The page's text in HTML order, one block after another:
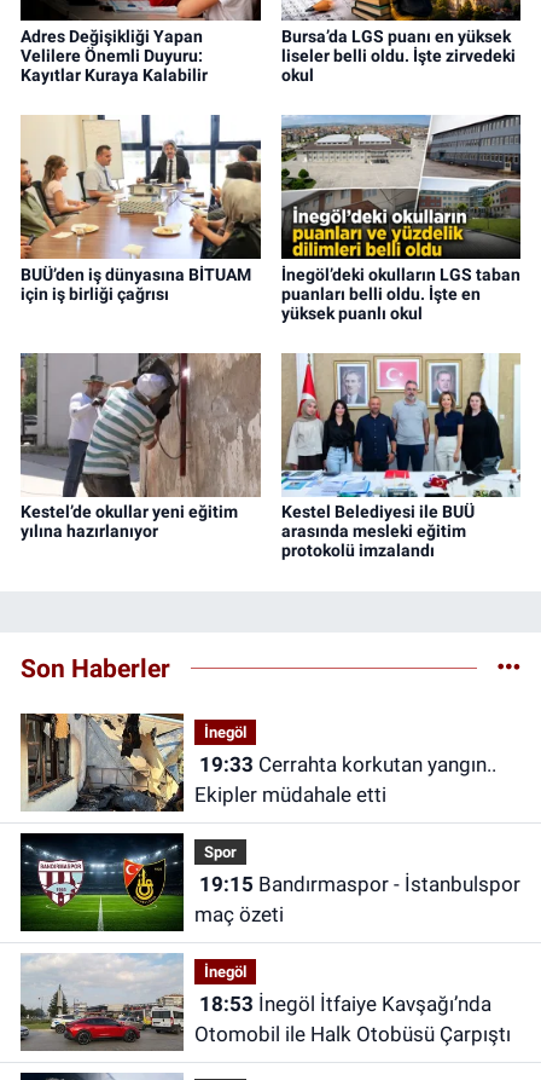
Adres Değişikliği Yapan
Velilere Önemli Duyuru:
Kayıtlar Kuraya Kalabilir
Bursa’da LGS puanı en yüksek
liseler belli oldu. İşte zirvedeki
okul
BUÜ’den iş dünyasına BİTUAM
için iş birliği çağrısı
İnegöl’deki okulların LGS taban
puanları belli oldu. İşte en
yüksek puanlı okul
Kestel’de okullar yeni eğitim
yılına hazırlanıyor
Kestel Belediyesi ile BUÜ
arasında mesleki eğitim
protokolü imzalandı
Son Haberler
İnegöl
19:33
Ekipler müdahale etti
Spor
19:15
maç özeti
İnegöl
18:53
Otomobil ile Halk Otobüsü Çarpıştı